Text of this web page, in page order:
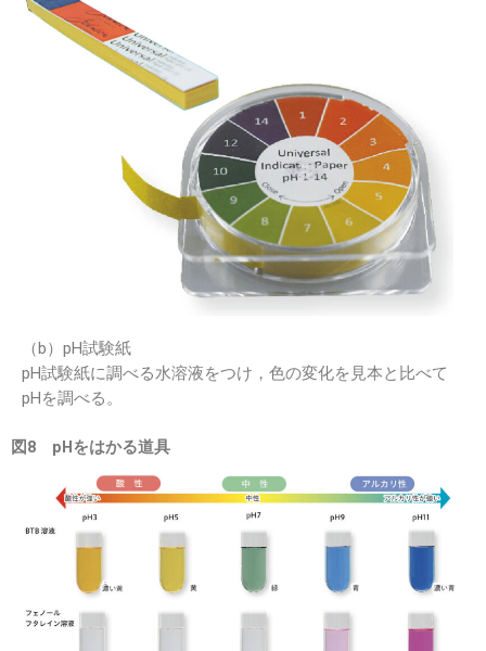
（b）pH試験紙
pH試験紙に調べる水溶液をつけ，色の変化を見本と比べて
pHを調べる。
図8 pHをはかる道具